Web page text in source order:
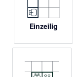
Einzeilig